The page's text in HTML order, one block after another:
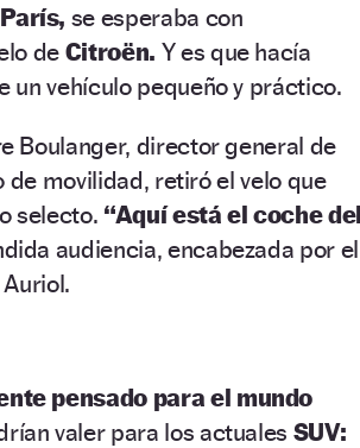
se esperaba con
de Citroën. Y es que hacía
un vehículo pequeño y práctico.
Boulanger, director general de
movilidad, retiró el velo que
selecto. “Aquí está el coche
audiencia, encabezada por el
pensado para el mundo
valer para los actuales SUV: